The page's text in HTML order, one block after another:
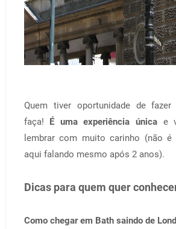
Quem tiver oportunidade de fazer
faça! É uma experiência única e
lembrar com muito carinho (não
aqui falando mesmo após 2 anos).
Dicas para quem quer
Como chegar em Bath saindo de